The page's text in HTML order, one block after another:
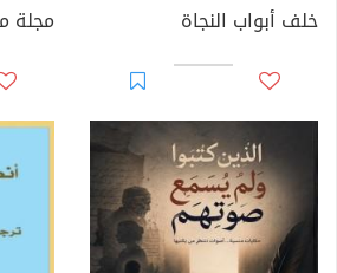
خلف أبواب النجاة